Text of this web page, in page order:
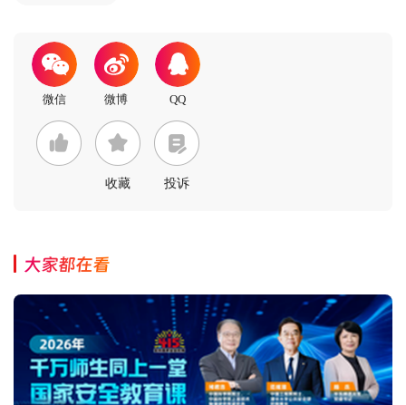
收藏 投诉
大家都在看